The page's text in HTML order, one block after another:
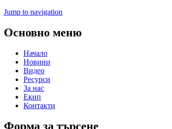
Jump to navigation
Основно меню
Начало
Новини
Видео
Ресурси
За нас
Екип
Контакти
Форма за търсене